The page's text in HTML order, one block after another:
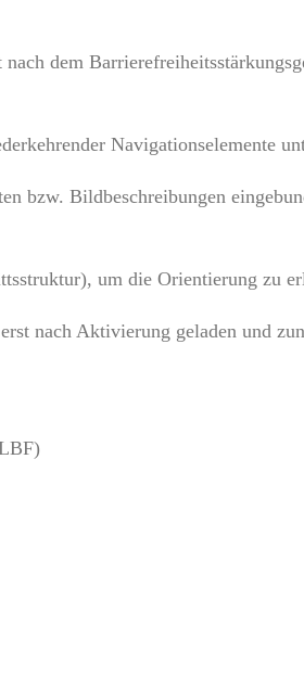
dem
Navigationselemente
bzw. Bildbeschreibungen
um die Orientierung zu
nach Aktivierung geladen und